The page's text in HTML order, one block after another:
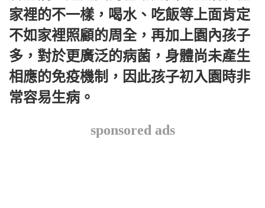
家裡的不一樣，喝水、吃飯等上面肯定
不如家裡照顧的周全，再加上園內孩子
多，對於更廣泛的病菌，身體尚未產生
相應的免疫機制，因此孩子初入園時非
常容易生病。
sponsored ads